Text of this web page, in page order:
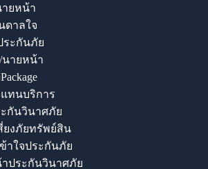
ยหน้า
ดาลใจ
ระกันภัย
ายหน้า
ทนบริการ
กันวินาศภัย
ยงภัยทรัพย์สิน
าใจประกันภัย
ประกันวินาศภัย